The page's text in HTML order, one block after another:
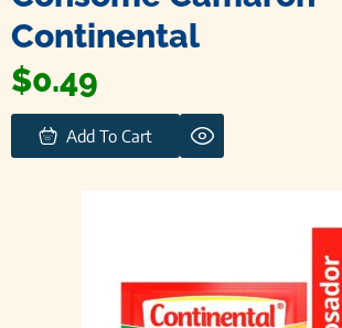
Continental
$0.49
Add To Cart